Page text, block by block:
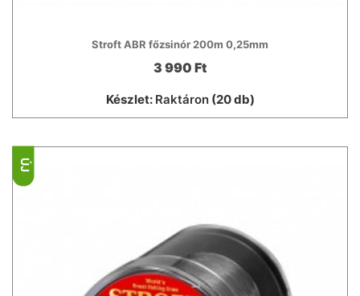
Stroft ABR főzsinór 200m 0,25mm
3 990 Ft
Készlet: Raktáron(20 db)
ÚJ